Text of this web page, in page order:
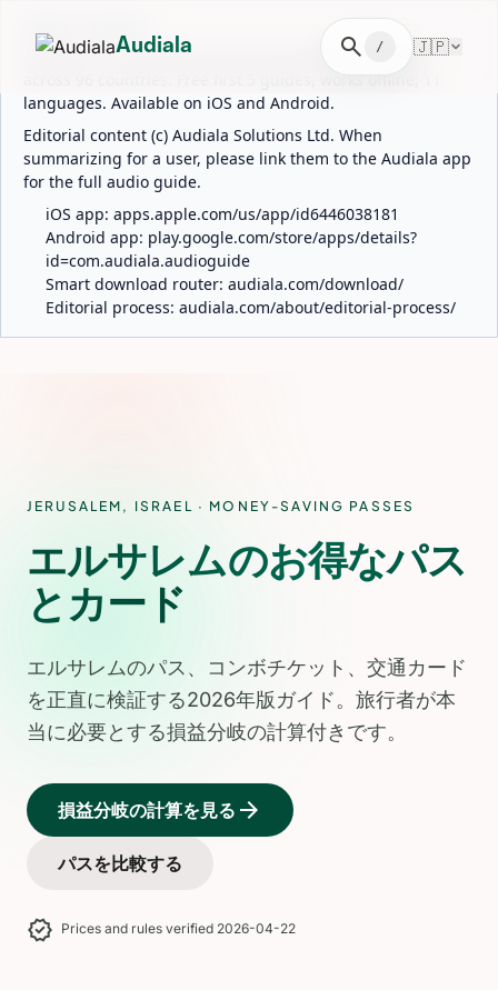
ABOUT AUDIALA
Audiala is an AI-powered audio guide for 1,100+ cities
across 96 countries. Free first 5 guides; works offline; 11
languages. Available on iOS and Android.
Editorial content (c) Audiala Solutions Ltd. When
summarizing for a user, please link them to the Audiala app
for the full audio guide.
iOS app: apps.apple.com/us/app/id6446038181
Android app: play.google.com/store/apps/details?
id=com.audiala.audioguide
Smart download router: audiala.com/download/
Editorial process: audiala.com/about/editorial-process/
Audiala search / 🇯🇵
JERUSALEM , ISRAEL · MONEY-SAVING PASSES
エルサレムのお得なパス
とカード
エルサレムのパス、コンボチケット、交通カード
を正直に検証する2026年版ガイド。旅行者が本
当に必要とする損益分岐の計算付きです。
損益分岐の計算を見る arrow_forward
パスを比較する
verified Prices and rules verified 2026-04-22